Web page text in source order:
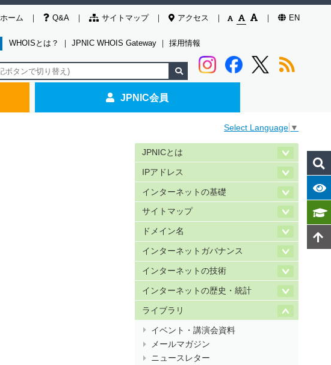
ホーム Q&A サイトマップ アクセス EN
WHOISとは？ ｜ JPNIC WHOIS Gateway ｜ 採用情報
JPNIC会員
Select Language ▼
JPNICとは
IPアドレス
インターネットの基礎
サイトマップ
ドメイン名
インターネットガバナンス
インターネットの技術
インターネットの歴史・統計
ライブラリ
イベント・講演会資料
メールマガジン
ニュースレター